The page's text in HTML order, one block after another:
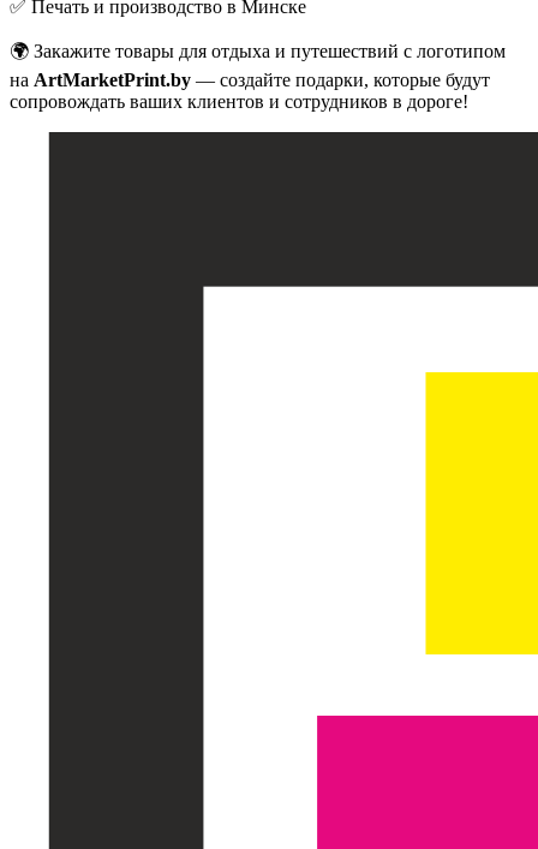
✅ Печать и производство в Минске
🌍 Закажите товары для отдыха и путешествий с логотипом
на ArtMarketPrint.by — создайте подарки, которые будут
сопровождать ваших клиентов и сотрудников в дороге!